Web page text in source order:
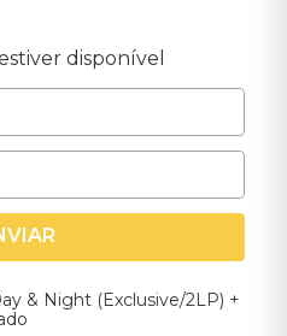
disponível
& Night (Exclusive/2LP) +